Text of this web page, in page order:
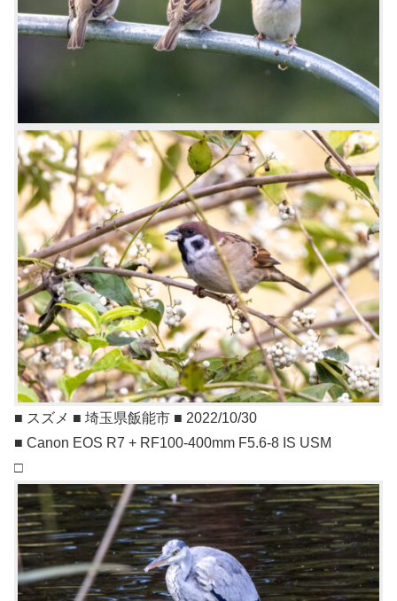
■ スズメ ■ 埼玉県飯能市 ■ 2022/10/30
■ Canon EOS R7 + RF100-400mm F5.6-8 IS USM
□